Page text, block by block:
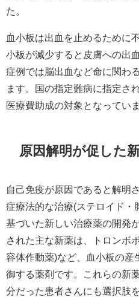
た。​
血小板は出血を止めるために
小板が減少すると皮膚への出
症例では脳出血など命に関わ
ます。国の指定難病に指定さ
医療費助成の対象となっていま
原因解明が促した
自己免疫が原因であると解明
症療法的な治療(ステロイド・
基づいた新しい治療薬の開発
された主な新薬は、トロンボ
容体作動薬)など、血小板の産
御する薬剤です。これらの新
分だった患者さんにも選択肢